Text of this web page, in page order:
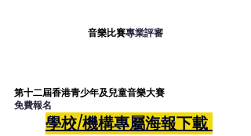
音樂比賽專業評審
第十二屆香港青少年及兒童音樂大賽
免費報名
學校/機構專屬海報下載